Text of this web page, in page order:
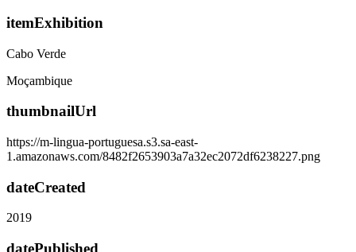
itemExhibition
Cabo Verde
Moçambique
thumbnailUrl
https://m-lingua-portuguesa.s3.sa-east-
1.amazonaws.com/8482f2653903a7a32ec2072df6238227.png
dateCreated
2019
datePublished